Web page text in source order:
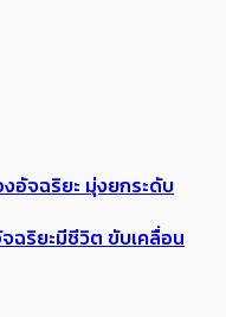
อัจฉริยะ มุ่งยกระดับ
ฉริยะมีชีวิต ขับเคลื่อน